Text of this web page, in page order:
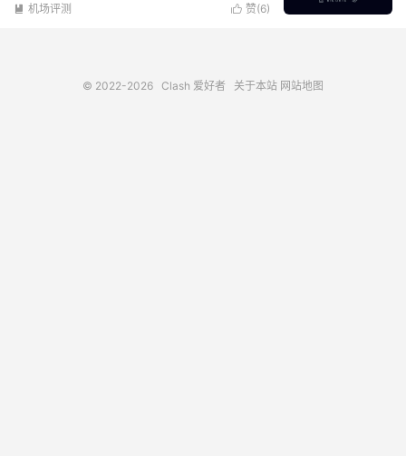
 赞(6)
 机场评测
© 2022-2026 Clash 爱好者 关于本站 网站地图